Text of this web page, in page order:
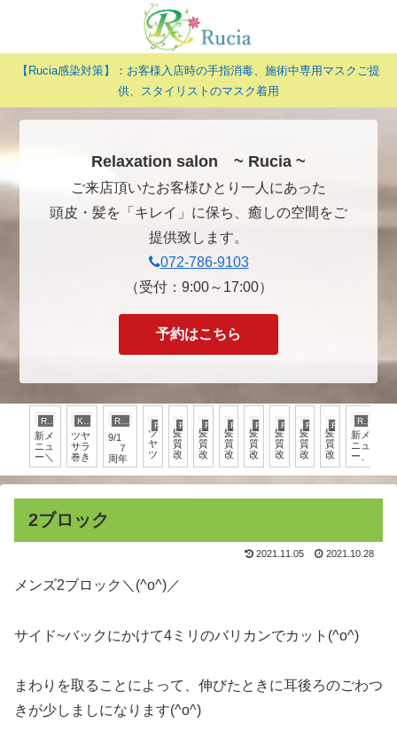
【Rucia感染対策】：お客様入店時の手指消毒、施術中専用マスクご提
供、スタイリストのマスク着用
Relaxation salon ~ Rucia ~
ご来店頂いたお客様ひとり一人にあった
頭皮・髪を「キレイ」に保ち、癒しの空間をご
提供致します。
072-786-9103
（受付：9:00～17:00）
予約はこちら
RYO
新メ
ニュ
ー＼
(^o^)
／
KUMI
ツヤ
サラ
巻き
＼
(^o^)
RYO
9/1
７
周年
を迎
＼
ツ
ヤ
ツ
ヤ
シ
ョ
ー
髪
質
改
善
マ
シ
ュ
髪
質
改
善
マ
シ
ュ
髪
質
改
善
マ
シ
ュ
髪
質
改
善
マ
シ
ュ
ー
髪
質
改
善
マ
シ
ュ
ー
髪
質
改
善
マ
シ
ュ
ー
髪
質
改
善
マ
シ
ュ
ー
RYO
新メ
ニュ
ー、
髪質
改善
マシ
ュマ
2ブロック
2021.11.05 2021.10.28
メンズ2ブロック＼(^o^)／
サイド~バックにかけて4ミリのバリカンでカット(^o^)
まわりを取ることによって、伸びたときに耳後ろのごわつ
きが少しましになります(^o^)